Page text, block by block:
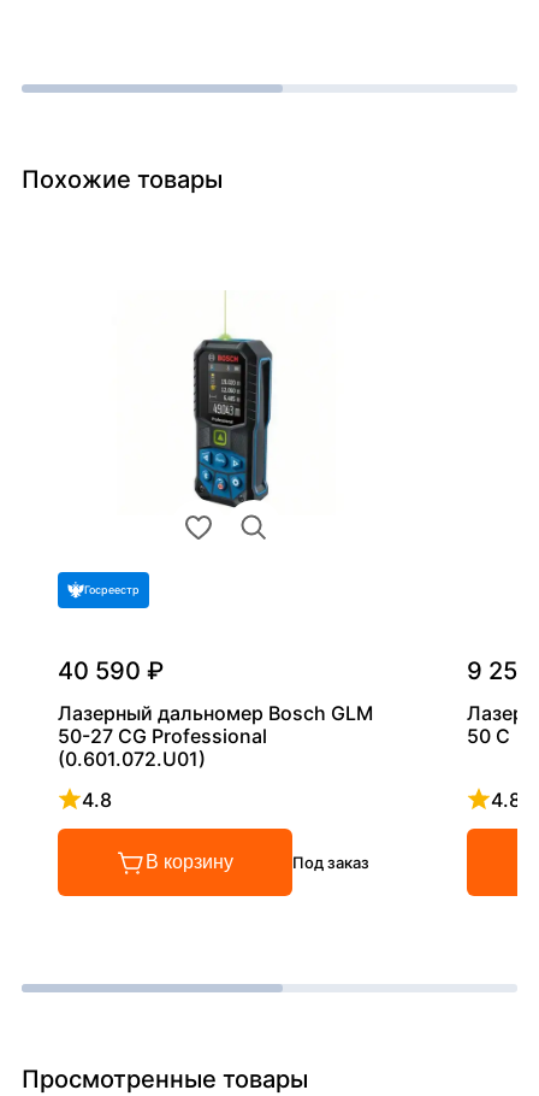
Похожие товары
Госреестр
40 590 ₽
Лазерный дальномер Bosch GLM
50-27 CG Professional
(0.601.072.U01)
4.8
Рейтинг 4.8 из 5
В корзину Под заказ
9 252
50 C
4.8
Просмотренные товары